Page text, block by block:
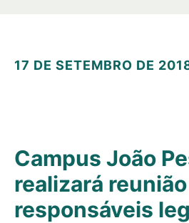
17 DE SETEMBRO DE
Campus João
realizará
responsáveis